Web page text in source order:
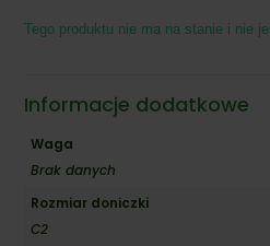
Tego produktu nie ma na stanie i nie
Informacje dodatkowe
Waga
Brak danych
Rozmiar doniczki
C2